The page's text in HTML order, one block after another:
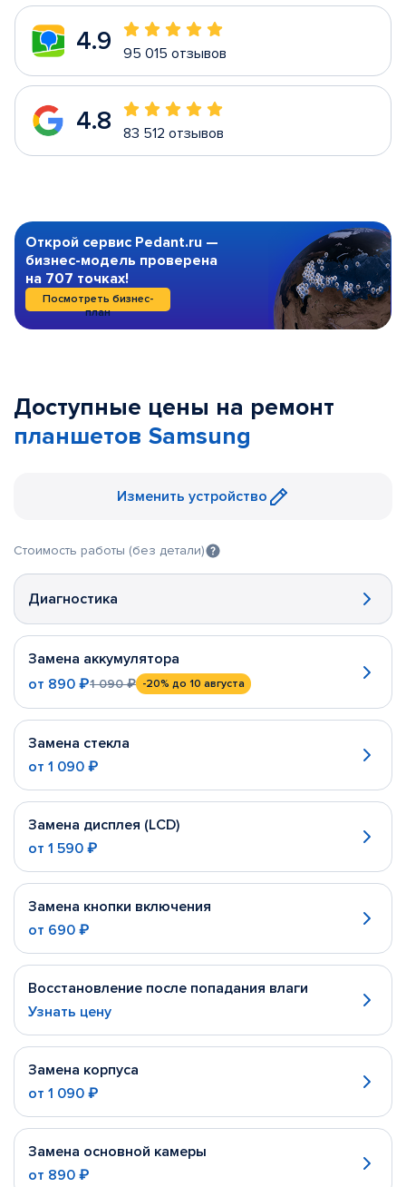
4.9 95 015 отзывов
4.8 83 512 отзывов
Открой сервис Pedant.ru —
бизнес-модель проверена
на 707 точках!
Посмотреть бизнес-
план
Доступные цены на ремонт
планшетов Samsung
Изменить устройство
Стоимость работы (без детали)
Диагностика
Замена аккумулятора
от 890 ₽1 090 ₽ -20% до 10 августа
Замена стекла
от 1 090 ₽
Замена дисплея (LCD)
от 1 590 ₽
Замена кнопки включения
от 690 ₽
Восстановление после попадания влаги
Узнать цену
Замена корпуса
от 1 090 ₽
Замена основной камеры
от 890 ₽